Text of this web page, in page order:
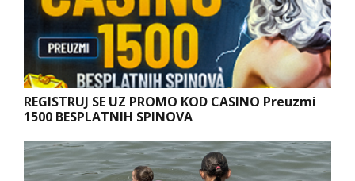
REGISTRUJ SE UZ PROMO KOD CASINO Preuzmi
1500 BESPLATNIH SPINOVA